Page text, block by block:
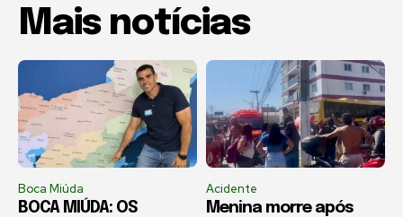
Mais notícias
Boca Miúda
BOCA MIÚDA: OS
Acidente
Menina morre após